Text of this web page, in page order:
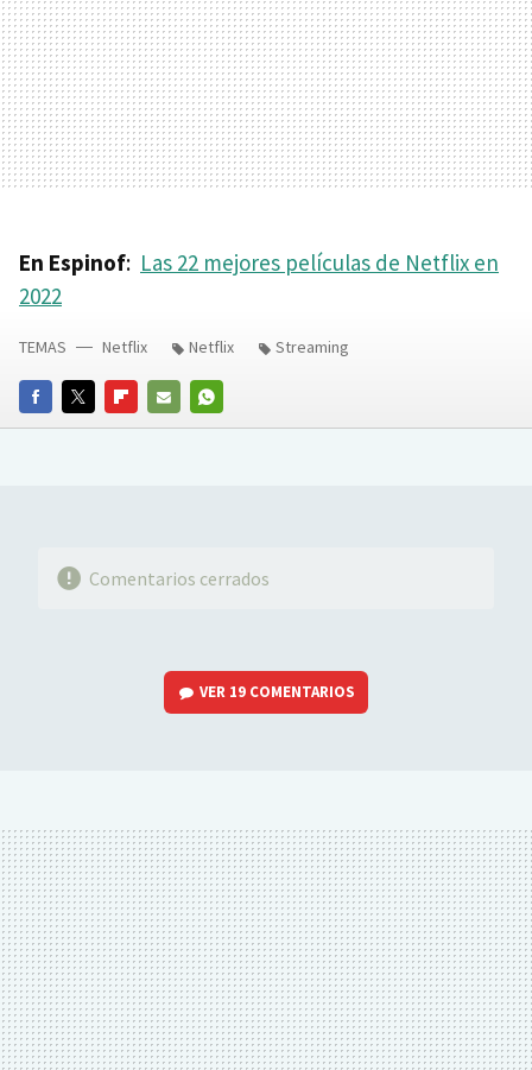
En Espinof: Las 22 mejores películas de Netflix en
2022
FACEBOOKTWITTERFLIPBOARD
E-
WHATSAPP
TEMAS Netflix Netflix Streaming
Comentarios cerrados
VER 19 COMENTARIOS